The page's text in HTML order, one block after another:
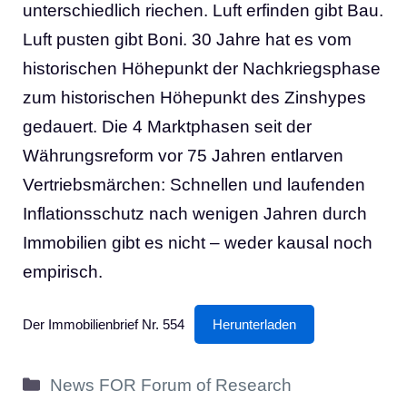
unterschiedlich riechen. Luft erfinden gibt Bau.
Luft pusten gibt Boni. 30 Jahre hat es vom
historischen Höhepunkt der Nachkriegsphase
zum historischen Höhepunkt des Zinshypes
gedauert. Die 4 Marktphasen seit der
Währungsreform vor 75 Jahren entlarven
Vertriebsmärchen: Schnellen und laufenden
Inflationsschutz nach wenigen Jahren durch
Immobilien gibt es nicht – weder kausal noch
empirisch.
Der Immobilienbrief Nr. 554 Herunterladen
Kategorien
News FOR Forum of Research